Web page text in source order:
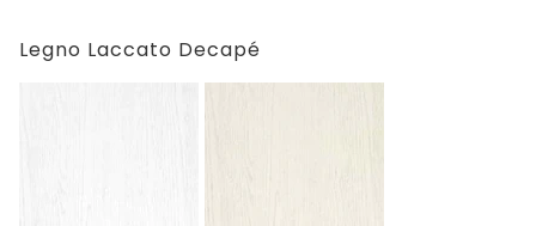
Legno Laccato Decapé